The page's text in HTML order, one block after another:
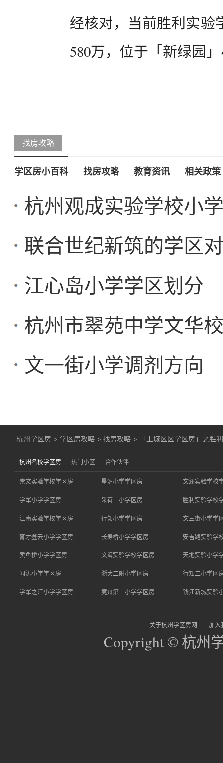
经核对，当前胜利实验
580万，位于「新绿园
找房攻略
学区房小百科 找房攻略 教育资讯 相关政策
杭州观成实验学校小
联合世纪新筑的学区
江心岛小学学区划分
杭州市翠苑中学文华
文一街小学调剂方向
杭州学区房 > 学区房攻略 >找房攻略 > 「上城区区学区房」之胜
杭州名校学区房 热门小区 合作伙伴
崇文实验学校学区房 星洲小学学区房 文澜实验学校
学军小学学区房 采荷二小学区房 胜利实验学校
江南实验学校学区房 行知小学学区房 文三街小学学
育才登云小学学区房 长寿桥小学学区房 安吉路实验学
卖鱼桥小学学区房 文海实验学校学区房 天地实验小学
闻涛小学学区房 浙大二附小学区房 行知二小学区
学军之江小学学区房 竞舟第二小学学区房 钱江新城实验
关于杭州学区房网 加入
Copyright © 杭州